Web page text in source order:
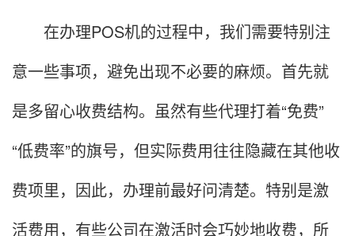
在办理POS机的过程中，我们需要特别注
意一些事项，避免出现不必要的麻烦。首先就
是多留心收费结构。虽然有些代理打着“免费”
“低费率”的旗号，但实际费用往往隐藏在其他收
费项里，因此，办理前最好问清楚。特别是激
活费用，有些公司在激活时会巧妙地收费，所